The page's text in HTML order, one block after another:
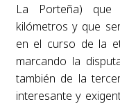
La Porteña) que
kilómetros y que
en el curso de la
marcando la
también de la
interesante y